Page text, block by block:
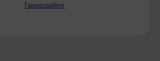
l'association